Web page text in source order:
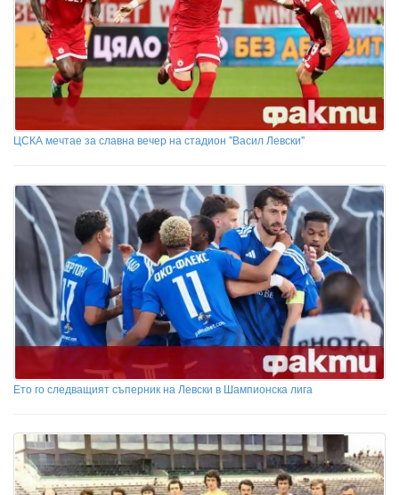
ЦСКА мечтае за славна вечер на стадион "Васил Левски"
Ето го следващият съперник на Левски в Шампионска лига